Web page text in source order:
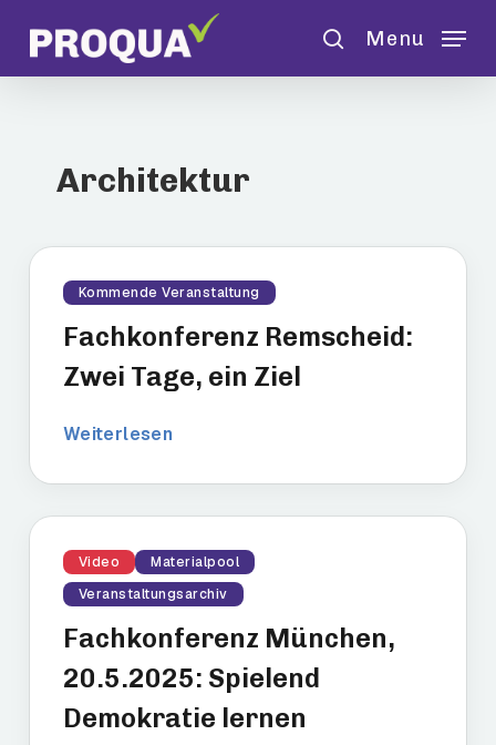
main
searchMenu
Architektur
Kommende Veranstaltung
Fachkonferenz Remscheid:
Zwei Tage, ein Ziel
Weiterlesen
Video
Materialpool
Veranstaltungsarchiv
Fachkonferenz München,
20.5.2025: Spielend
Demokratie lernen